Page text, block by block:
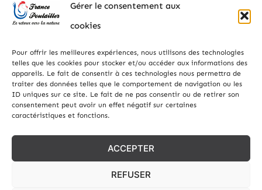
Gérer le consentement aux
cookies
Pour offrir les meilleures expériences, nous utilisons des technologies
telles que les cookies pour stocker et/ou accéder aux informations des
appareils. Le fait de consentir à ces technologies nous permettra de
traiter des données telles que le comportement de navigation ou les
ID uniques sur ce site. Le fait de ne pas consentir ou de retirer son
consentement peut avoir un effet négatif sur certaines
caractéristiques et fonctions.
ACCEPTER
REFUSER
– Site internet réalisé avec le soutien